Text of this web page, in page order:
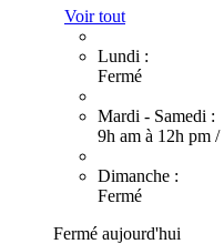
Voir tout
Lundi :
Fermé
Mardi - Samedi :
9h am à 12h pm /
Dimanche :
Fermé
Fermé aujourd'hui